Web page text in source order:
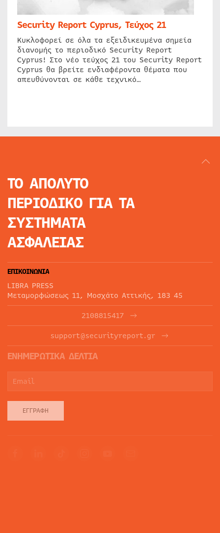
Security Report Cyprus, Τεύχος 21
Κυκλοφορεί σε όλα τα εξειδικευμένα σημεία
διανομής το περιοδικό Security Report
Cyprus! Στο νέο τεύχος 21 του Security Report
Cyprus θα βρείτε ενδιαφέροντα θέματα που
απευθύνονται σε κάθε τεχνικό…
ΤΟ ΑΠΟΛΥΤΟ
ΠΕΡΙΟΔΙΚΟ ΓΙΑ ΤΑ
ΣΥΣΤΗΜΑΤΑ
ΑΣΦΑΛΕΙΑΣ
ΕΠΙΚΟΙΝΩΝΙΑ
LIBRA PRESS
Μεταμορφώσεως 11, Μοσχάτο Αττικής, 183 45
2108815417
support@securityreport.gr
ΕΝΗΜΕΡΩΤΙΚΑ ΔΕΛΤΙΑ
ΕΓΓΡΑΦΉ